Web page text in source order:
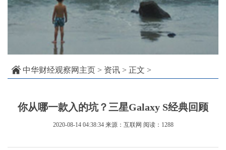
中华财经观察网主页 > 资讯 > 正文 >
你从哪一款入的坑？三星Galaxy S经典回顾
2020-08-14 04:38:34 来源：互联网 阅读：1288